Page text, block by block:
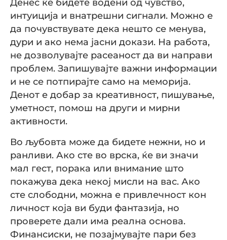
Денес ќе бидете водени од чувство,
интуиција и внатрешни сигнали. Можно е
да почувствувате дека нешто се менува,
дури и ако нема јасни докази. На работа,
не дозволувајте расеаност да ви направи
проблем. Запишувајте важни информации
и не се потпирајте само на меморија.
Денот е добар за креативност, пишување,
уметност, помош на други и мирни
активности.
Во љубовта може да бидете нежни, но и
ранливи. Ако сте во врска, ќе ви значи
мал гест, порака или внимание што
покажува дека некој мисли на вас. Ако
сте слободни, можна е привлечност кон
личност која ви буди фантазија, но
проверете дали има реална основа.
Финансиски, не позајмувајте пари без